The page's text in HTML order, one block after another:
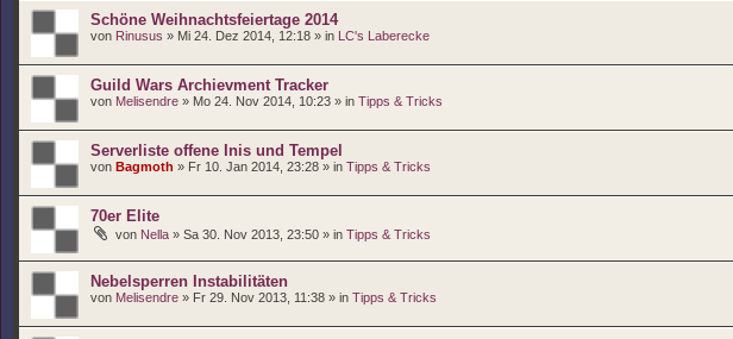
Schöne Weihnachtsfeiertage 2014
von Rinusus » Mi 24. Dez 2014, 12:18 » in LC's Laberecke
Guild Wars Archievment Tracker
von Melisendre » Mo 24. Nov 2014, 10:23 » in Tipps & Tricks
Serverliste offene Inis und Tempel
von Bagmoth » Fr 10. Jan 2014, 23:28 » in Tipps & Tricks
70er Elite
von Nella » Sa 30. Nov 2013, 23:50 » in Tipps & Tricks
Nebelsperren Instabilitäten
von Melisendre » Fr 29. Nov 2013, 11:38 » in Tipps & Tricks